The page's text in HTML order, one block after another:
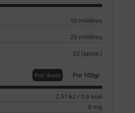
10 mililitros
20 mililitros
33 (aprox.)
Por dosis Por 100gr
2.51 kJ / 0.6 kcal
0 mg